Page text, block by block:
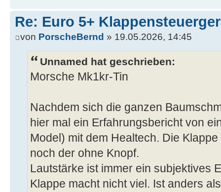
Re: Euro 5+
von PorscheBernd » 19.05.2026, 14:45
Unnamed hat geschrieben:
Morsche Mk1kr-Tin
Nachdem sich die ganzen
hier mal ein Erfahrungsbericht von
Model) mit dem Healtech. Die
noch der ohne Knopf.
Lautstärke ist immer ein subjektives
Klappe macht nicht viel. Ist anders